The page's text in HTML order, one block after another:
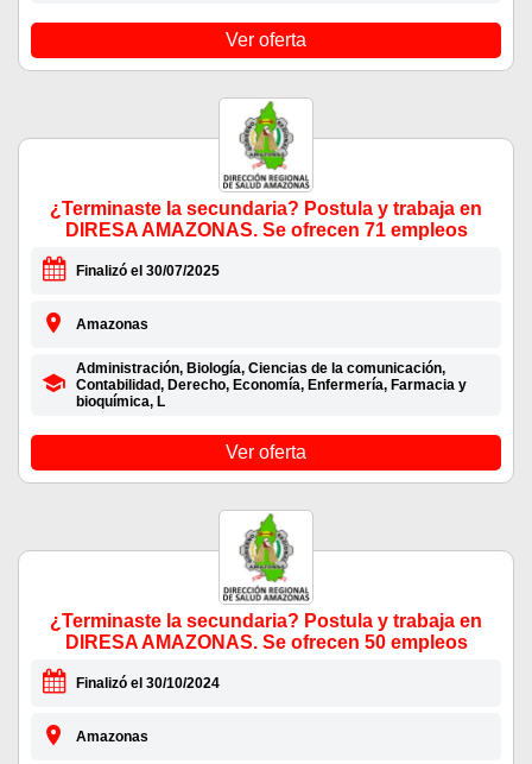
Ver oferta
¿Terminaste la secundaria? Postula y trabaja en
DIRESA AMAZONAS. Se ofrecen 71 empleos
Finalizó el 30/07/2025
Amazonas
Administración, Biología, Ciencias de la comunicación,
Contabilidad, Derecho, Economía, Enfermería, Farmacia y
bioquímica, L
Ver oferta
¿Terminaste la secundaria? Postula y trabaja en
DIRESA AMAZONAS. Se ofrecen 50 empleos
Finalizó el 30/10/2024
Amazonas